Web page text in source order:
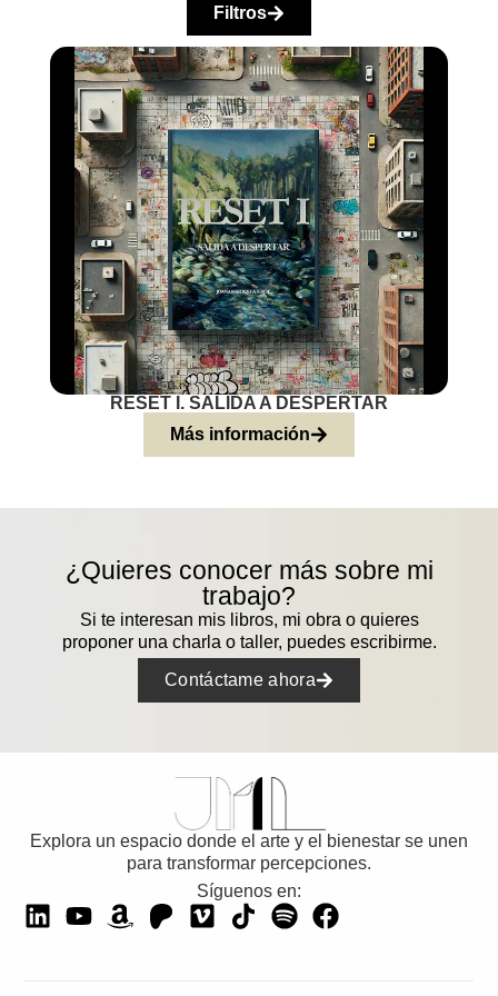
Filtros
RESET I. SALIDA A DESPERTAR
Más información
¿Quieres conocer más sobre mi
trabajo?
Si te interesan mis libros, mi obra o quieres
proponer una charla o taller, puedes escribirme.
Contáctame ahora
Explora un espacio donde el arte y el bienestar se unen
para transformar percepciones.
Síguenos en: